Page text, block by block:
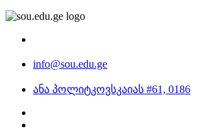
info@sou.edu.ge
ანა პოლიტკოვსკაიას #61, 0186